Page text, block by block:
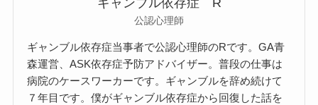
公認心理師
ギャンブル依存症当事者で公認心理師のRです。GA青
森運営、ASK依存症予防アドバイザー。普段の仕事は
病院のケースワーカーです。ギャンブルを辞め続けて
７年目です。僕がギャンブル依存症から回復した話を